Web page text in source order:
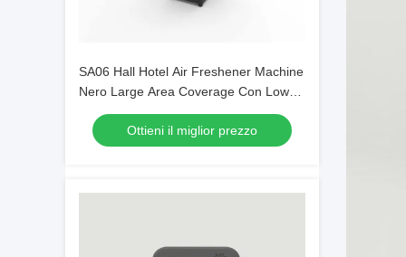
SA06 Hall Hotel Air Freshener Machine
Nero Large Area Coverage Con Low
Ottieni il miglior prezzo